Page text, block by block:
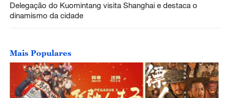
Delegação do Kuomintang visita Shanghai e destaca o
dinamismo da cidade
Mais Populares